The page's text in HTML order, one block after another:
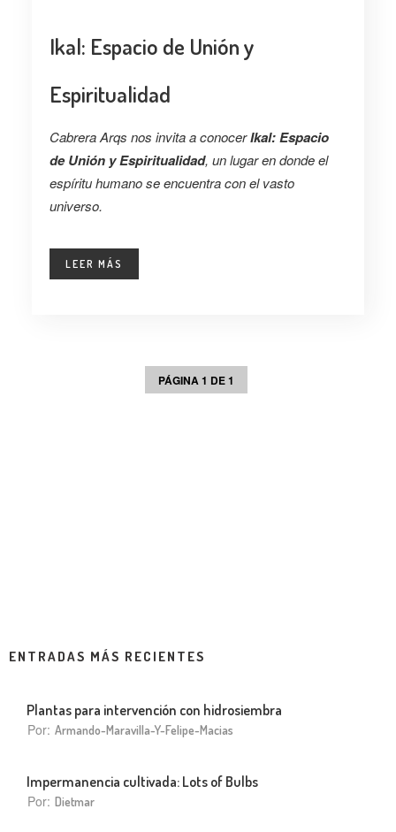
Ikal: Espacio de Unión y
Espiritualidad
Cabrera Arqs nos invita a conocerIkal: Espacio
de Unión y Espiritualidad, un lugar en donde el
espíritu humano se encuentra con el vasto
universo.
LEER MÁS
PÁGINA 1 DE 1
ENTRADAS MÁS RECIENTES
Plantas para intervención con hidrosiembra
Por: Armando-Maravilla-Y-Felipe-Macias
Impermanencia cultivada: Lots of Bulbs
Por: Dietmar